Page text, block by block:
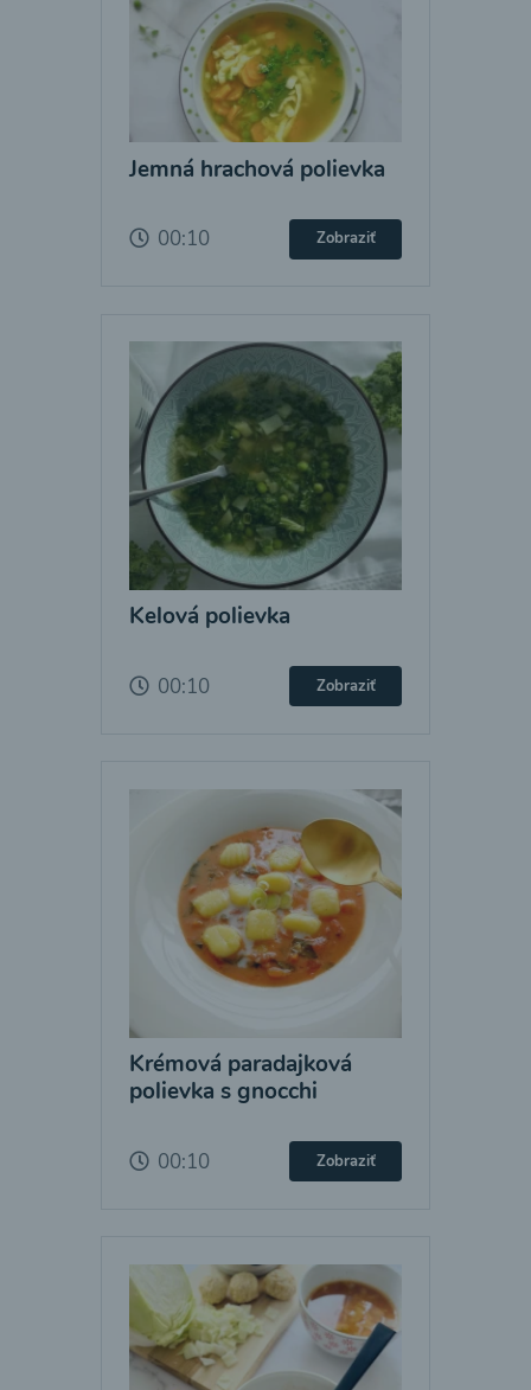
Jemná hrachová polievka
00:10 Zobraziť
Kelová polievka
00:10 Zobraziť
Krémová paradajková
polievka s gnocchi
00:10 Zobraziť